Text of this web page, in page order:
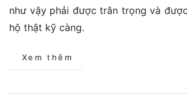
như vậy phải được trân trọng và
hộ thật kỹ càng.
Xem thêm